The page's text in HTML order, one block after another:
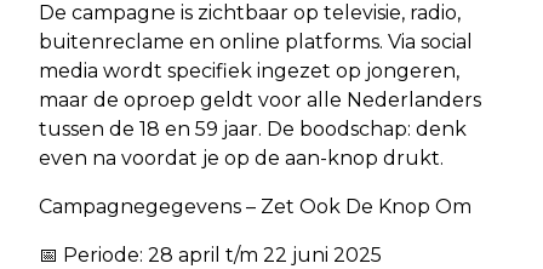
De campagne is zichtbaar op televisie, radio,
buitenreclame en online platforms. Via social
media wordt specifiek ingezet op jongeren,
maar de oproep geldt voor alle Nederlanders
tussen de 18 en 59 jaar. De boodschap: denk
even na voordat je op de aan-knop drukt.
Campagnegegevens – Zet Ook De Knop Om
📅 Periode: 28 april t/m 22 juni 2025